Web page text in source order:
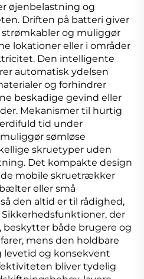
øjenbelastning og
Driften på batteri giver
og muliggør
lokationer eller i områder
Den intelligente
automatisk ydelsen
og forhindrer
beskadige gevind eller
Mekanismer til hurtig
tid under
sømløse
skruetyper uden
Det kompakte design
mobile skruetrækker
eller små
den altid er til rådighed,
der
både brugere og
mens den holdbare
levetid og konsekvent
bliver tydelig